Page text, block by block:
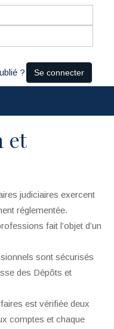
? Se connecter
et
judiciaires exercent
réglementée.
fait l’objet d’un
sont sécurisés
des Dépôts et
est vérifiée deux
comptes et chaque